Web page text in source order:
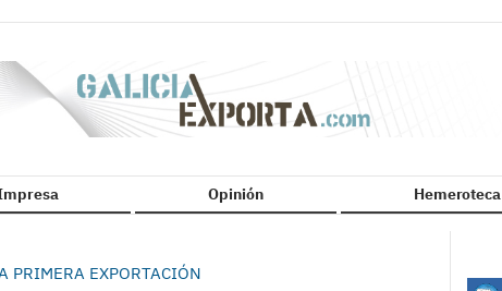
Opinión Hemeroteca
PRIMERA EXPORTACIÓN